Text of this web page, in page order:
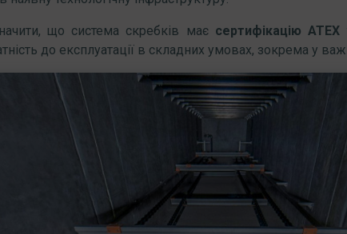
що система скребків має сертифікацію ATEX
до експлуатації в складних умовах, зокрема у